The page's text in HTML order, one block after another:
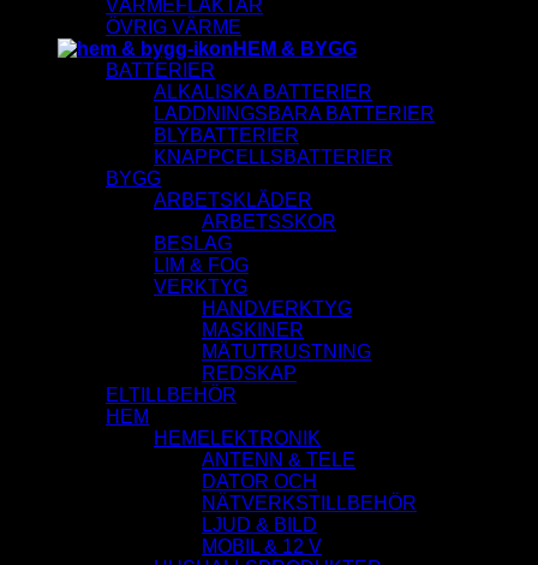
VÄRMEFLÄKTAR
ÖVRIG VÄRME
HEM & BYGG
BATTERIER
ALKALISKA BATTERIER
LADDNINGSBARA BATTERIER
BLYBATTERIER
KNAPPCELLSBATTERIER
BYGG
ARBETSKLÄDER
ARBETSSKOR
BESLAG
LIM & FOG
VERKTYG
HANDVERKTYG
MASKINER
MÄTUTRUSTNING
REDSKAP
ELTILLBEHÖR
HEM
HEMELEKTRONIK
ANTENN & TELE
DATOR OCH
NÄTVERKSTILLBEHÖR
LJUD & BILD
MOBIL & 12 V